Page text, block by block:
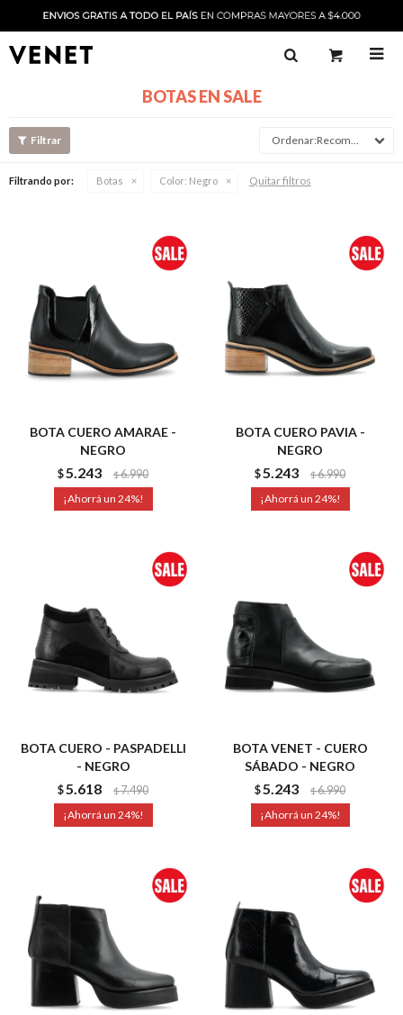

BOTAS EN SALE
Recomendado
Filtrando por: Botas Color: Negro Quitar filtros
BOTA CUERO AMARAE -
NEGRO
$5.243 $6.990
24
BOTA CUERO PAVIA -
NEGRO
$5.243 $6.990
24
BOTA CUERO - PASPADELLI
- NEGRO
$5.618 $7.490
24
BOTA VENET - CUERO
SÁBADO - NEGRO
$5.243 $6.990
24